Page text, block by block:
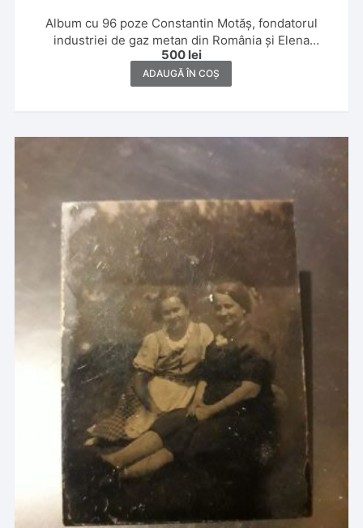
Album cu 96 poze Constantin Motăș, fondatorul
industriei de gaz metan din România și Elena
Motăș,1930 și 1931, Banat, Ada Kaleh, Slănic, Poiana
Brașov și Italia
500 lei
ADAUGĂ ÎN COȘ